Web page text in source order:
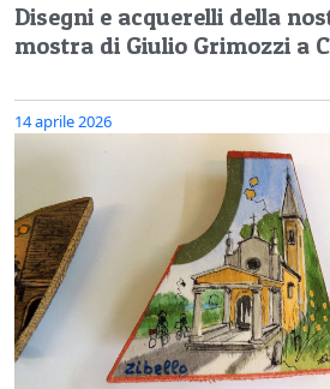
Disegni e acquerelli della
mostra di Giulio Grimozzi a
14 aprile 2026